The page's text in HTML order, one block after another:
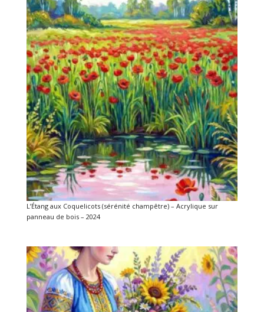
L’Étang aux Coquelicots (sérénité champêtre) – Acrylique sur
panneau de bois – 2024